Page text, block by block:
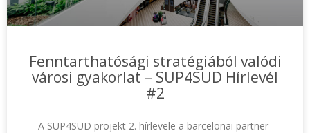
Fenntarthatósági stratégiából valódi
városi gyakorlat – SUP4SUD Hírlevél
#2
A SUP4SUD projekt 2. hírlevele a barcelonai partner-